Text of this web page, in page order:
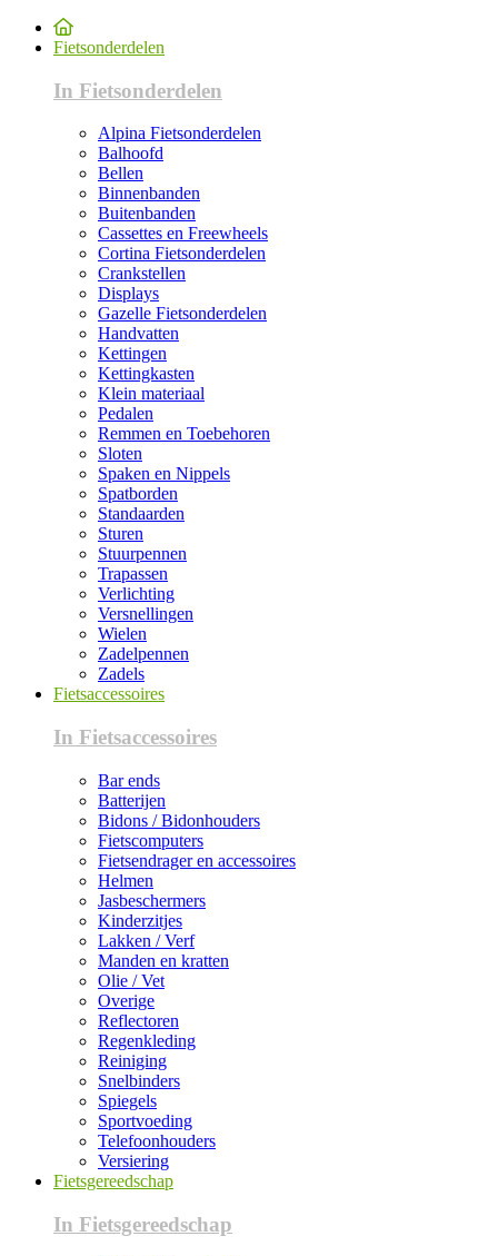
Fietsonderdelen
In Fietsonderdelen
Alpina Fietsonderdelen
Balhoofd
Bellen
Binnenbanden
Buitenbanden
Cassettes en Freewheels
Cortina Fietsonderdelen
Crankstellen
Displays
Gazelle Fietsonderdelen
Handvatten
Kettingen
Kettingkasten
Klein materiaal
Pedalen
Remmen en Toebehoren
Sloten
Spaken en Nippels
Spatborden
Standaarden
Sturen
Stuurpennen
Trapassen
Verlichting
Versnellingen
Wielen
Zadelpennen
Zadels
Fietsaccessoires
In Fietsaccessoires
Bar ends
Batterijen
Bidons / Bidonhouders
Fietscomputers
Fietsendrager en accessoires
Helmen
Jasbeschermers
Kinderzitjes
Lakken / Verf
Manden en kratten
Olie / Vet
Overige
Reflectoren
Regenkleding
Reiniging
Snelbinders
Spiegels
Sportvoeding
Telefoonhouders
Versiering
Fietsgereedschap
In Fietsgereedschap